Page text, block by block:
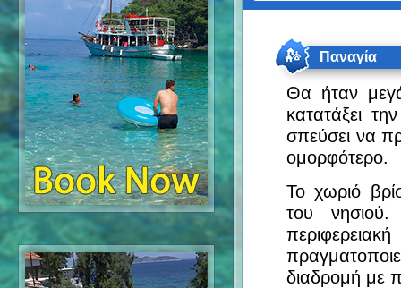
Παναγία
Θα ήταν
κατατάξει
σπεύσει να
ομορφότερο.
Το χωριό
του
διαδρομή με